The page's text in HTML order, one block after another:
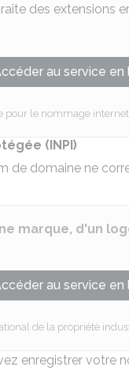
des extensions
au service en
pour le nommage
(INPI)
de domaine ne
marque, d'un
au service en
de la propriété
enregistrer votre